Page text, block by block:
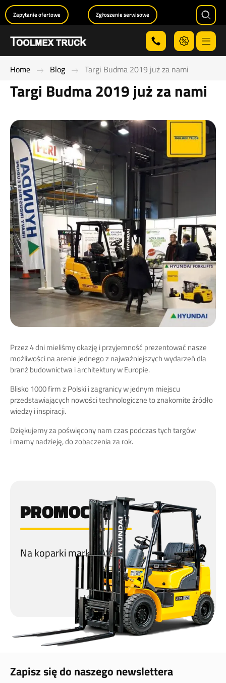
Menu
Zapytanie ofertowe Zgłoszenie serwisowe
Home Blog Targi Budma 2019 już za nami
Targi Budma 2019 już za nami
Przez 4 dni mieliśmy okazję i przyjemność prezentować nasze
możliwości na arenie jednego z najważniejszych wydarzeń dla
branż budownictwa i architektury w Europie.
Blisko 1000 firm z Polski i zagranicy w jednym miejscu
przedstawiających nowości technologiczne to znakomite źródło
wiedzy i inspiracji.
Dziękujemy za poświęcony nam czas podczas tych targów
i mamy nadzieję, do zobaczenia za rok.
PROMOCJA
Na koparki marki CASE!
Zapisz się do naszego newslettera